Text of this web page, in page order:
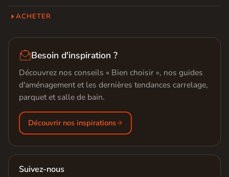
ACHETER
Besoin d'inspiration ?
Découvrez nos conseils « Bien choisir », nos guides
d'aménagement et les dernières tendances carrelage,
parquet et salle de bain.
Découvrir nos inspirations
Suivez-nous